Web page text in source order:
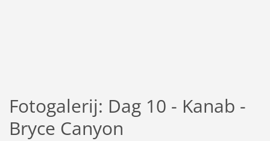
Fotogalerij: Dag 10 - Kanab -
Bryce Canyon